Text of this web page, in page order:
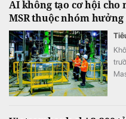
AI không tạo cơ hội cho
MSR thuộc nhóm